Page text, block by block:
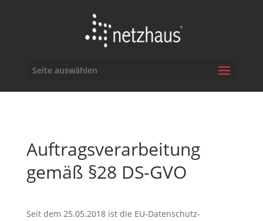
Seite auswählen
Auftragsverarbeitung
gemäß §28 DS-GVO
Seit dem 25.05.2018 ist die EU-Datenschutz-